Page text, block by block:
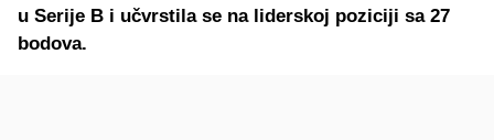
u Serije B i učvrstila se na liderskoj poziciji sa 27
bodova.